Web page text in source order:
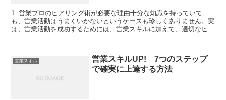
1. 営業プロのヒアリング術が必要な理由十分な知識を持っていて
も、営業活動はうまくいかないというケースも珍しくありません。実
は、営業活動を成功するためには、営業スキルに加えて、適切なヒア
営業スキル
営業スキルUP! 7つのステップ
で確実に上達する方法